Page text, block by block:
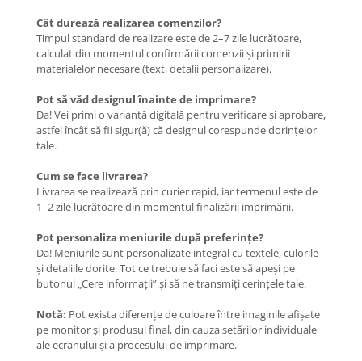
Cât durează realizarea comenzilor?
Timpul standard de realizare este de 2–7 zile lucrătoare,
calculat din momentul confirmării comenzii și primirii
materialelor necesare (text, detalii personalizare).
Pot să văd designul înainte de imprimare?
Da! Vei primi o variantă digitală pentru verificare și aprobare,
astfel încât să fii sigur(ă) că designul corespunde dorințelor
tale.
Cum se face livrarea?
Livrarea se realizează prin curier rapid, iar termenul este de
1–2 zile lucrătoare din momentul finalizării imprimării.
Pot personaliza meniurile după preferințe?
Da! Meniurile sunt personalizate integral cu textele, culorile
și detaliile dorite. Tot ce trebuie să faci este să apeși pe
butonul „Cere informații” și să ne transmiți cerințele tale.
Notă: Pot exista diferențe de culoare între imaginile afișate
pe monitor și produsul final, din cauza setărilor individuale
ale ecranului și a procesului de imprimare.